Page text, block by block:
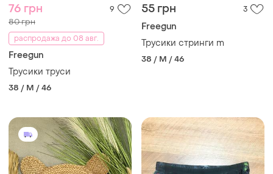
76 грн 9
80 грн
распродажа до 08 авг.
Freegun
Трусики труси
38 / M / 46
55 грн 3
Freegun
Трусики стринги m
38 / M / 46